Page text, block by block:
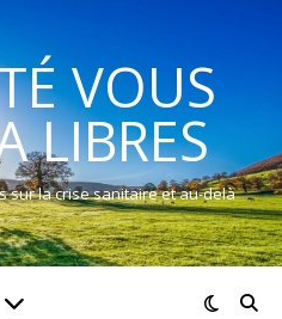
VOUS
LIBRES
sur la crise sanitaire et au-delà